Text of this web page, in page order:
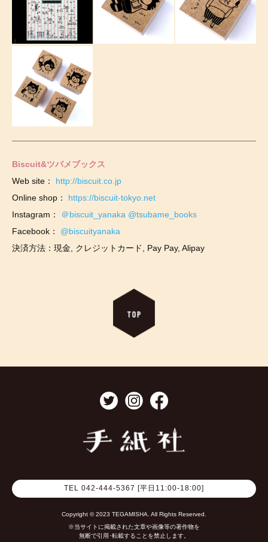
Biscuit&ツバメブックス
Web site： http://biscuit.co.jp
Online shop： https://biscuit-tokyo.net
Instagram：
＠biscuit_yanaka @tsubame_books
Facebook： @biscuityanaka
決済方法：現金, クレジットカード, Pay Pay, Alipay
TEL 042-444-5367 [平日11:00-18:00]
Copyright © 2023 TEGAMISHA. All Rights Reserved.
※当サイトに掲載された文章や画像等の著作物を
無断で引用･転載することを禁止します。